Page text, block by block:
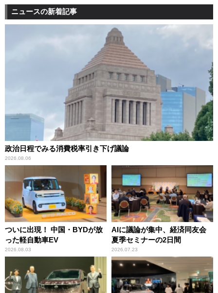
ニュースの新着記事
政治日程でみる消費税率引き下げ議論
2026.08.06
ついに出現！ 中国・BYDが放
った軽自動車EV
2026.08.03
AIに議論が集中、経済同友会
夏季セミナーの2日間
2026.07.23